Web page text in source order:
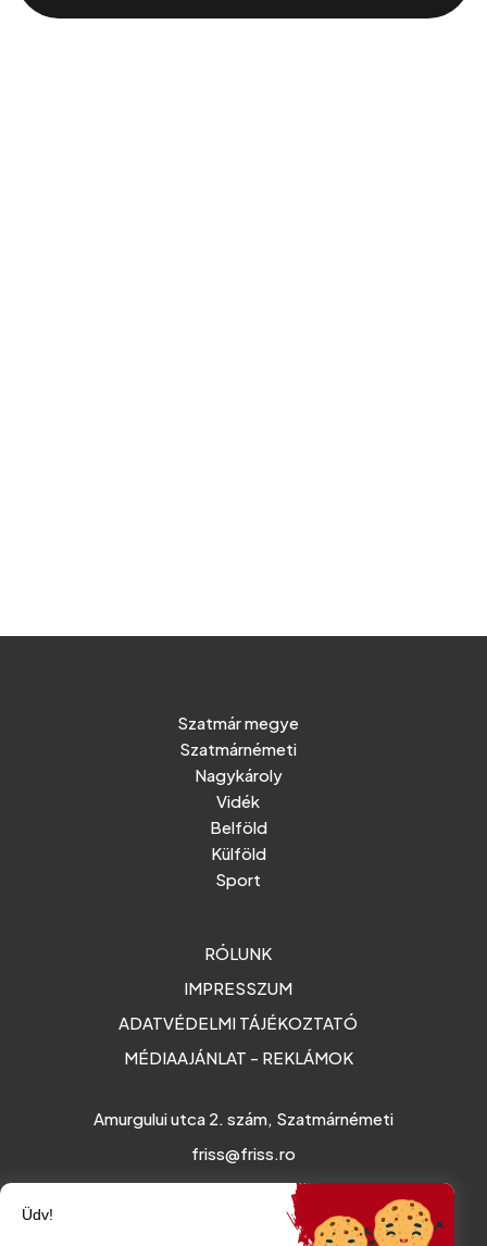
Szatmár megye
Szatmárnémeti
Nagykároly
Vidék
Belföld
Külföld
Sport
RÓLUNK
IMPRESSZUM
ADATVÉDELMI TÁJÉKOZTATÓ
MÉDIAAJÁNLAT - REKLÁMOK
Amurgului utca 2. szám, Szatmárnémeti
friss@friss.ro
Üdv!